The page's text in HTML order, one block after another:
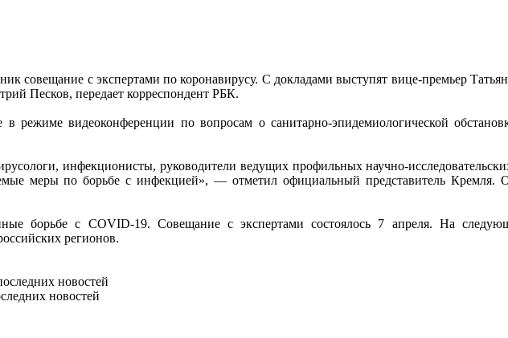
совещание с экспертами по коронавирусу. С докладами выступят вице-премьер
Песков, передает корреспондент РБК.
режиме видеоконференции по вопросам о санитарно-эпидемиологической
инфекционисты, руководители ведущих профильных научно-
меры по борьбе с инфекцией», — отметил официальный представитель Кремля.
борьбе с COVID-19. Совещание с экспертами состоялось 7 апреля. На
регионов.
новостей
новостей